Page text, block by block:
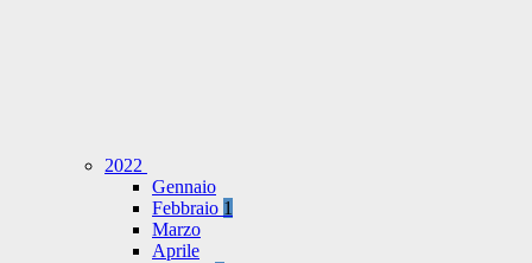
2022
Gennaio
Febbraio 1
Marzo
Aprile